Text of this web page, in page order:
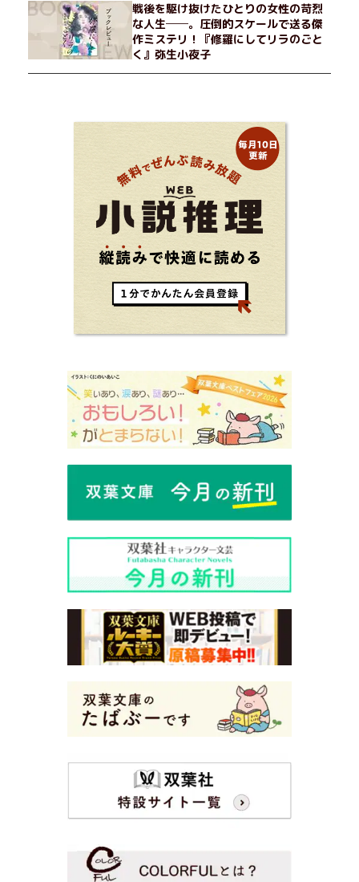
戦後を駆け抜けたひとりの女性の苛烈
な人生──。圧倒的スケールで送る傑
作ミステリ！『修羅にしてリラのごと
く』弥生小夜子